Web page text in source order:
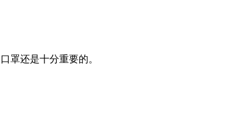
罩还是十分重要的。